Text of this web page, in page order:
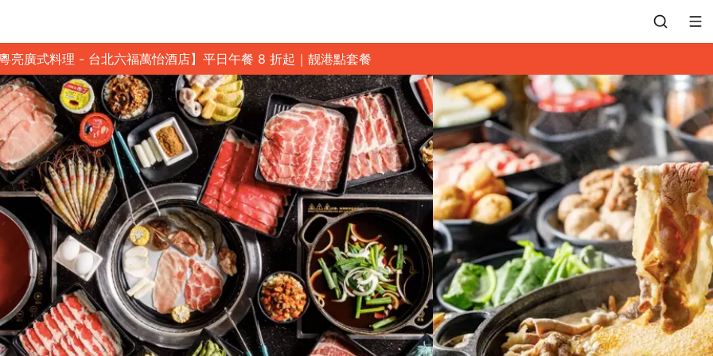
訂位紀錄
餐廳客服
常見問題
EZTABLE 禮物卡
餐廳合作
亮廣式料理 - 台北六福萬怡酒店】平日午餐 8 折起｜靓港點套餐